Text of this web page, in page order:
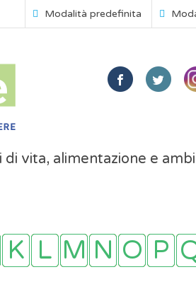
Modalità predefinita
di vita, alimentazione e